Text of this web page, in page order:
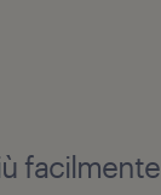
facilmente